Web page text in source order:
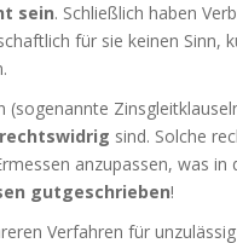
sein. Schließlich haben
für sie keinen Sinn,
(sogenannte
rechtswidrig sind. Solche
anzupassen, was in
gutgeschrieben!
Verfahren für